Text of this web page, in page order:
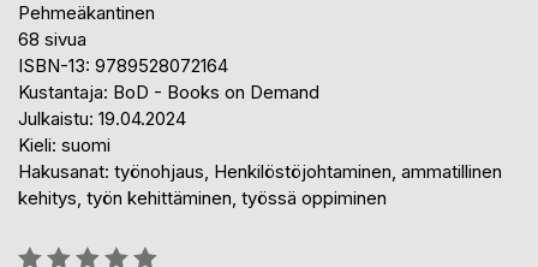
Pehmeäkantinen
68 sivua
ISBN-13: 9789528072164
Kustantaja: BoD - Books on Demand
Julkaistu: 19.04.2024
Kieli: suomi
Hakusanat: työnohjaus, Henkilöstöjohtaminen, ammatillinen
kehitys, työn kehittäminen, työssä oppiminen
Arvostelu::